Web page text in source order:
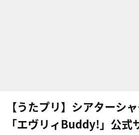
【うたプリ】シアターシ
「エヴリィBuddy!」公式